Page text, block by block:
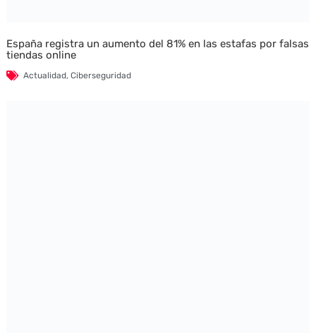
España registra un aumento del 81% en las estafas por falsas
tiendas online
Actualidad, Ciberseguridad